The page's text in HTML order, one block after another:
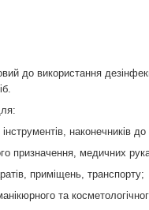
до використання
інструментів, наконечників
призначення, медичних
приміщень, транспорту;
та